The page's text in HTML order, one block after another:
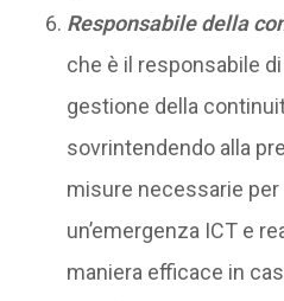
Responsabile della
che è il responsabile
gestione della
sovrintendendo alla
misure necessarie per
un’emergenza ICT e
maniera efficace in